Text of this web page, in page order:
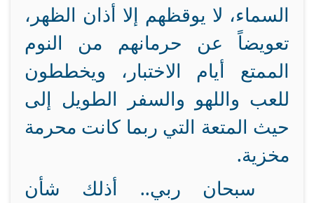
السماء، لا يوقظهم إلا أذان الظهر،
تعويضاً عن حرمانهم من النوم
الممتع أيام الاختبار، ويخططون
للعب واللهو والسفر الطويل إلى
حيث المتعة التي ربما كانت محرمة
مخزية.
سبحان ربي.. أذلك شأن